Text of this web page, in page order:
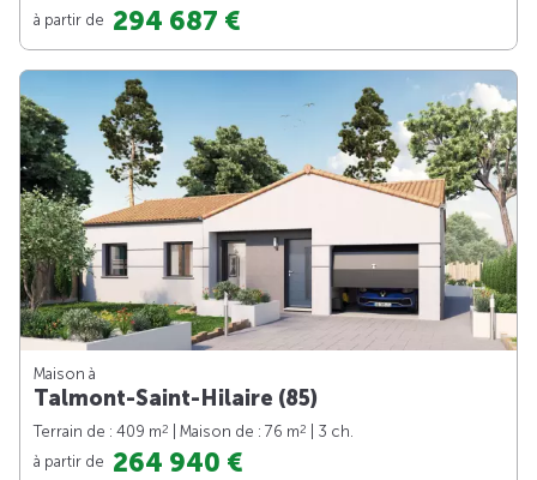
à partir de 294 687 €
Maison à
Talmont-Saint-Hilaire (85)
Terrain de : 409 m2 | Maison de : 76 m2
| 3 ch.
à partir de 264 940 €